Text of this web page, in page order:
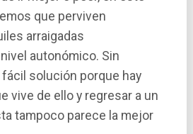
que perviven
arraigadas
autonómico. Sin
fácil solución porque hay
vive de ello y regresar a un
tampoco parece la mejor